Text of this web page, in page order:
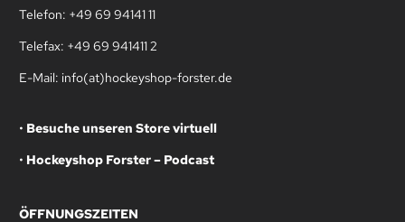
Telefon: +49 69 94141 11
Telefax: +49 69 941411 2
E-Mail: info(at)hockeyshop-forster.de
• Besuche unseren Store virtuell
• Hockeyshop Forster – Podcast
ÖFFNUNGSZEITEN